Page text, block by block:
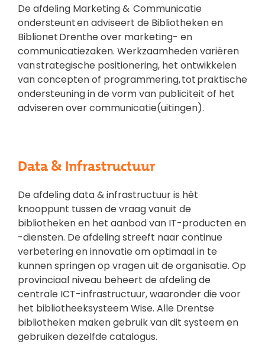
De afdeling Marketing & Communicatie
ondersteunt en adviseert de Bibliotheken en
Biblionet Drenthe over marketing- en
communicatiezaken. Werkzaamheden variëren
van strategische positionering, het ontwikkelen
van concepten of programmering, tot praktische
ondersteuning in de vorm van publiciteit of het
adviseren over communicatie(uitingen).
Data & Infrastructuur
De afdeling data & infrastructuur is hét
knooppunt tussen de vraag vanuit de
bibliotheken en het aanbod van IT-producten en
-diensten. De afdeling streeft naar continue
verbetering en innovatie om optimaal in te
kunnen springen op vragen uit de organisatie. Op
provinciaal niveau beheert de afdeling de
centrale ICT-infrastructuur, waaronder die voor
het bibliotheeksysteem Wise. Alle Drentse
bibliotheken maken gebruik van dit systeem en
gebruiken dezelfde catalogus.